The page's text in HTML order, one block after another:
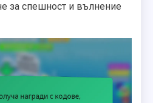
за спешност и вълнение